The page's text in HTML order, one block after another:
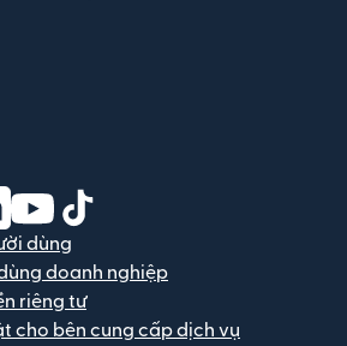
mới)
cửa sổ mới)
cửa sổ mới)
(mở trong cửa sổ mới)
(mở trong cửa sổ mới)
dùng
doanh nghiệp
riêng tư
cho bên cung cấp dịch vụ